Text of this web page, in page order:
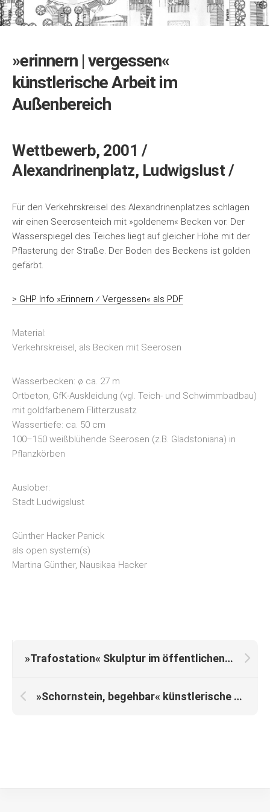
»erinnern | vergessen«
künstlerische Arbeit im
Außenbereich
Wettbewerb, 2001 /
Alexandrinenplatz, Ludwigslust /
Für den Verkehrskreisel des Alexandrinenplatzes schlagen
wir einen Seerosenteich mit »goldenem« Becken vor. Der
Wasserspiegel des Teiches liegt auf gleicher Höhe mit der
Pflasterung der Straße. Der Boden des Beckens ist golden
gefärbt.
> GHP Info »Erinnern ⁄ Vergessen« als PDF
Material:
Verkehrskreisel, als Becken mit Seerosen
Wasserbecken: ø ca. 27 m
Ortbeton, GfK-Auskleidung (vgl. Teich- und Schwimmbadbau)
mit goldfarbenem Flitterzusatz
Wassertiefe: ca. 50 cm
100–150 weißblühende Seerosen (z.B. Gladstoniana) in
Pflanzkörben
Auslober:
Stadt Ludwigslust
Günther Hacker Panick
als open system(s)
Martina Günther, Nausikaa Hacker
»Trafostation« Skulptur im öffentlichen Raum
»Schornstein, begehbar« künstlerische Arbeit im Außenbereich